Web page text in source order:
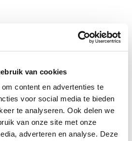
van cookies
content en advertenties te
voor social media te bieden
te analyseren. Ook delen we
van onze site met onze
adverteren en analyse. Deze